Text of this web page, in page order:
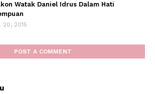
Watak Daniel Idrus Dalam Hati
20, 2015
POST A COMMENT